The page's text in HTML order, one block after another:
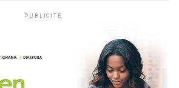
PUBLICITÉ